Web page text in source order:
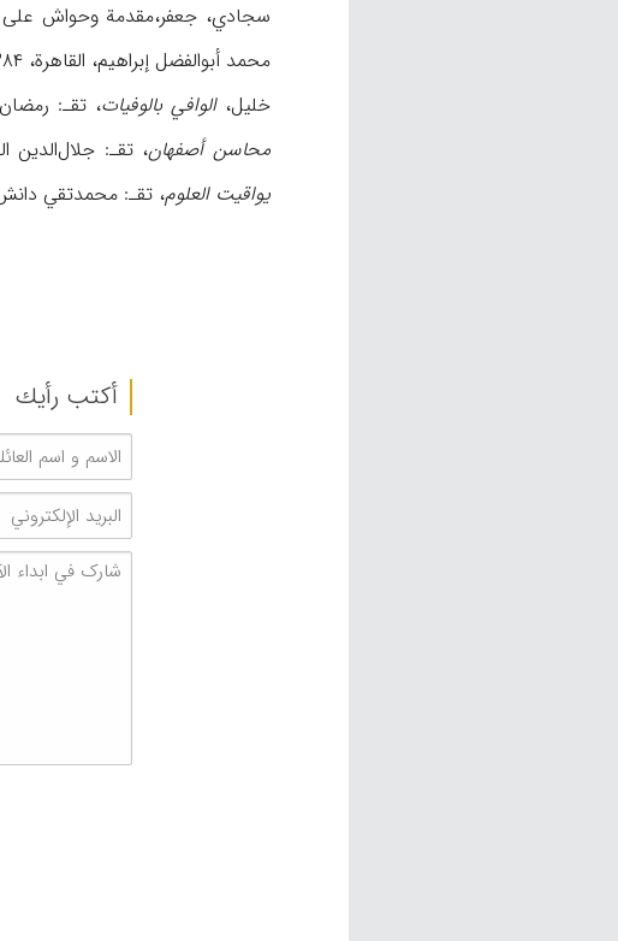
سجادي، جعفر،مقدمة وحواش
محمد أبوالفضل إبراهیم، القاهرة، ۱۳۸۴هـ؛ شمس قیس الرازي، محمد،
خلیل،الوافي بالوفیات، تقـ: رمضان
محاسن أصفهان، تقـ: جلال‌الدین
یواقیت العلوم، تقـ: محمدتقي دانش‌پژوه،
أکتب رأیك